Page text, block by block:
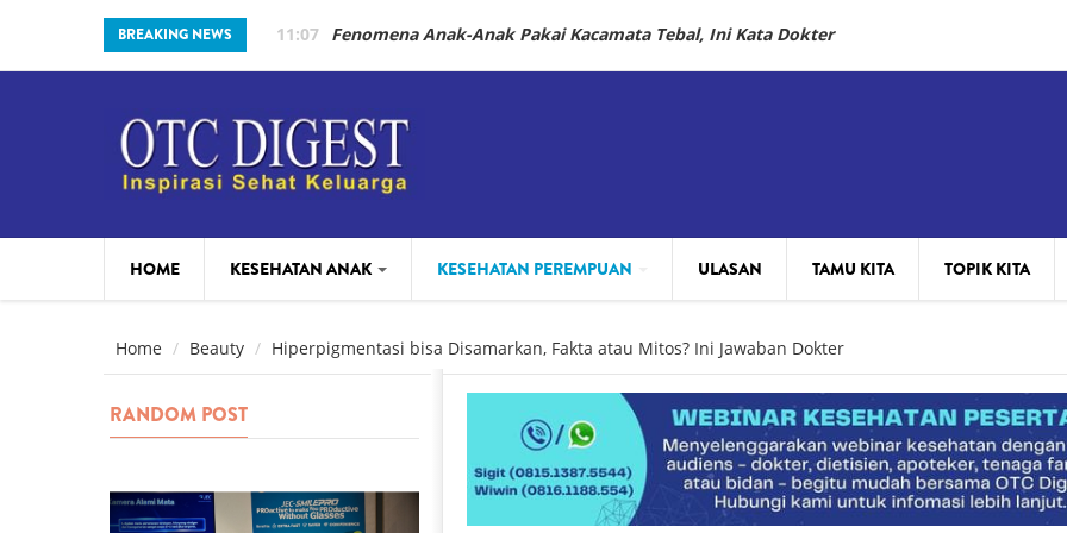
Skip to main content
BREAKING NEWS 11:07 Fenomena Anak-Anak Pakai Kacamata Tebal, Ini Kata Dokter
HOME KESEHATAN ANAK
PARENTING
KESEHATAN PEREMPUAN
BEAUTY
ULASAN TAMU KITA TOPIK KITA
Home Beauty Hiperpigmentasi bisa Disamarkan, Fakta atau Mitos? Ini Jawaban Dokter
RANDOM POST